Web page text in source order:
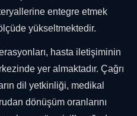
entegre etmek
yükseltmektedir.
hasta iletişiminin
yer almaktadır. Çağrı
dil yetkinliği, medikal
dönüşüm oranlarını